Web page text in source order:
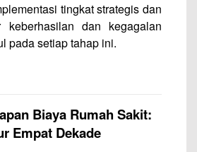
tingkat strategis dan
keberhasilan dan kegagalan
pada setiap tahap ini.
Biaya Rumah Sakit:
Empat Dekade